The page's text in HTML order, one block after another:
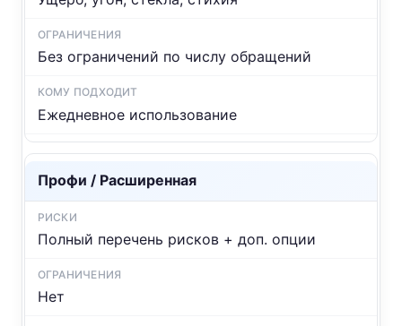
Без ограничений по числу обращений
Ежедневное использование
Профи / Расширенная
Полный перечень рисков + доп. опции
Нет